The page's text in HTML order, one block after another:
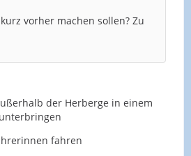
vorher machen sollen? Zu
der Herberge in einem
fahren